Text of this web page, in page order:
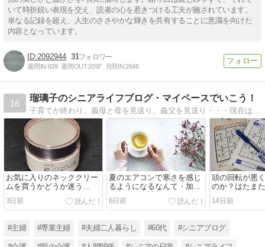
いて時折鋭い表現を交え、読者の心を惹きつける工夫が施されています。
単なる記録を超え、人生のささやかな輝きを共有することに意識を向けた
内容となっています。
2092944 31
週間IN:639 週間OUT:2097 月間IN:2646
16
瑠璃子のシニアライフブログ・マイペースでいこう！
お気に入りのネッククリー
ムを買うかどうか迷う
（DHCコンセントレートネ
ッククリーム）
3日前
夏のエアコンで寒さを感じ
るようになるなんて・加齢
による冷え対策
6日前
頭の回転が悪
のか？はたま
になってきた
14日前
#主婦 #専業主婦 #夫婦二人暮らし #60代 #シニアブログ